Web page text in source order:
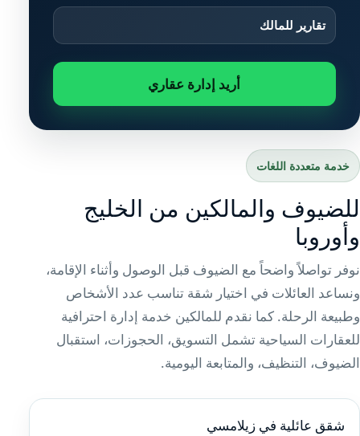
تقارير للمالك
أريد إدارة عقاري
خدمة متعددة اللغات
للضيوف والمالكين من الخليج
وأوروبا
نوفر تواصلاً واضحاً مع الضيوف قبل الوصول وأثناء الإقامة،
ونساعد العائلات في اختيار شقة تناسب عدد الأشخاص
وطبيعة الرحلة. كما نقدم للمالكين خدمة إدارة احترافية
للعقارات السياحية تشمل التسويق، الحجوزات، استقبال
الضيوف، التنظيف، والمتابعة اليومية.
شقق عائلية في زيلامسي